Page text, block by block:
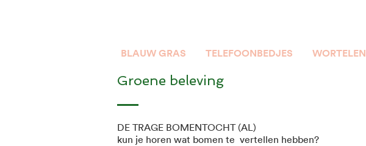
Groene beleving
DE TRAGE BOMENTOCHT (AL)
kun je horen wat bomen te vertellen hebben?
BLAUW GRAS TELEFOONBEDJES WORTELEN